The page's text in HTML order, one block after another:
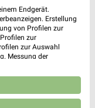
Endgerät.
Erstellung
von Profilen zur
zur
zur Auswahl
Messung der
Entwicklung und
Daten zur Auswahl
und in die